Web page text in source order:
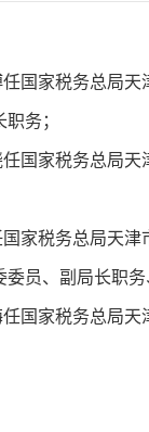
家税务总局天
务；
家税务总局天
税务总局天津
委员、副局长职务
家税务总局天